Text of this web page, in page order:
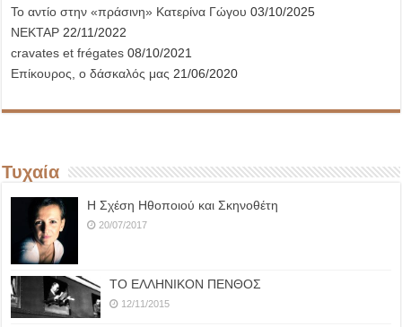
Το αντίο στην «πράσινη» Κατερίνα Γώγου 03/10/2025
ΝΕΚΤΑΡ 22/11/2022
cravates et frégates 08/10/2021
Επίκουρος, ο δάσκαλός μας 21/06/2020
Τυχαία
Η Σχέση Ηθοποιού και Σκηνοθέτη
20/07/2017
ΤΟ ΕΛΛΗΝΙΚΟΝ ΠΕΝΘΟΣ
12/11/2015